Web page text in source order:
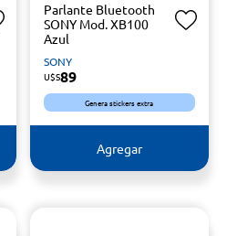
Parlante Bluetooth
SONY Mod. XB100
Azul
SONY
U$S89
Genera stickers extra
Agregar